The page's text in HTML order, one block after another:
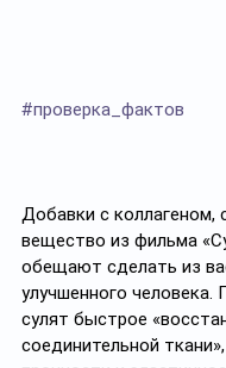
#проверка_фактов
Добавки с коллагеном,
вещество из фильма
обещают сделать из
улучшенного человека.
сулят быстрое
соединительной